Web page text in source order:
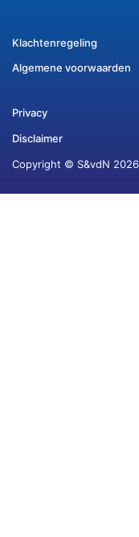
Klachtenregeling
Algemene voorwaarden
Privacy
Disclaimer
Copyright © S&vdN 2026